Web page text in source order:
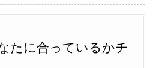
たに合っているかチ